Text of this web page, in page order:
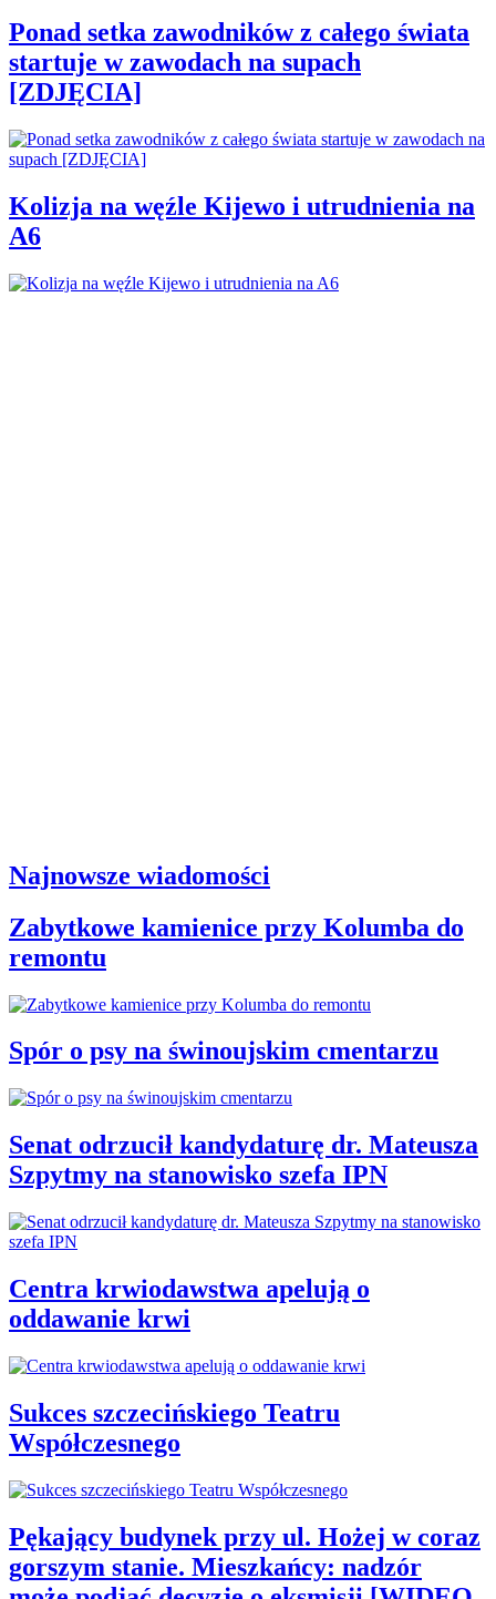
Ponad setka zawodników z całego świata
startuje w zawodach na supach
[ZDJĘCIA]
Kolizja na węźle Kijewo i utrudnienia na
A6
Najnowsze wiadomości
Zabytkowe kamienice przy Kolumba do
remontu
Spór o psy na świnoujskim cmentarzu
Senat odrzucił kandydaturę dr. Mateusza
Szpytmy na stanowisko szefa IPN
Centra krwiodawstwa apelują o
oddawanie krwi
Sukces szczecińskiego Teatru
Współczesnego
Pękający budynek przy ul. Hożej w coraz
gorszym stanie. Mieszkańcy: nadzór